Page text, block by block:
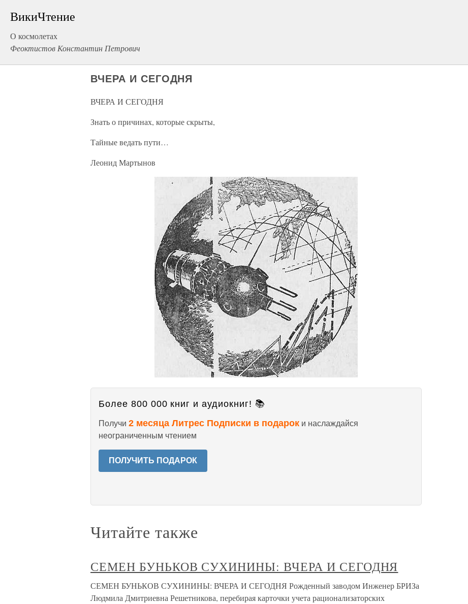
ВикиЧтение
О космолетах
Феоктистов Константин Петрович
ВЧЕРА И СЕГОДНЯ
ВЧЕРА И СЕГОДНЯ
Знать о причинах, которые скрыты,
Тайные ведать пути…
Леонид Мартынов
Более 800 000 книг и аудиокниг! 📚
Получи 2 месяца Литрес Подписки в подарок и наслаждайся
неограниченным чтением
ПОЛУЧИТЬ ПОДАРОК
Читайте также
СЕМЕН БУНЬКОВ СУХИНИНЫ: ВЧЕРА И СЕГОДНЯ
СЕМЕН БУНЬКОВ СУХИНИНЫ: ВЧЕРА И СЕГОДНЯ Рожденный заводом Инженер БРИЗа
Людмила Дмитриевна Решетникова, перебирая карточки учета рационализаторских